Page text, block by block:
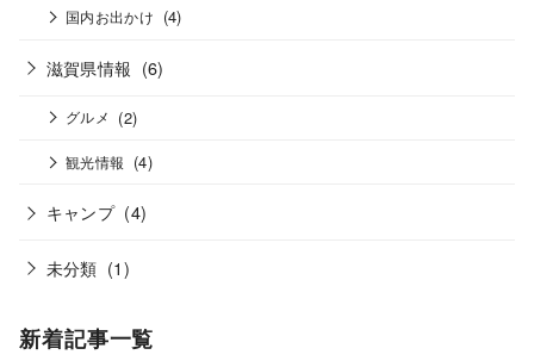
国内お出かけ (4)
滋賀県情報 (6)
グルメ (2)
観光情報 (4)
キャンプ (4)
未分類 (1)
新着記事一覧